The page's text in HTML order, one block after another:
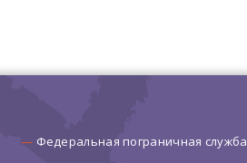
Федеральная пограничная служба